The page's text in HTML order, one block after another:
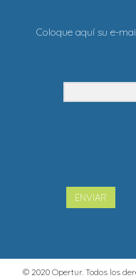
Coloque aquí su e-
ENVIAR
© 2020 Opertur. Todos los